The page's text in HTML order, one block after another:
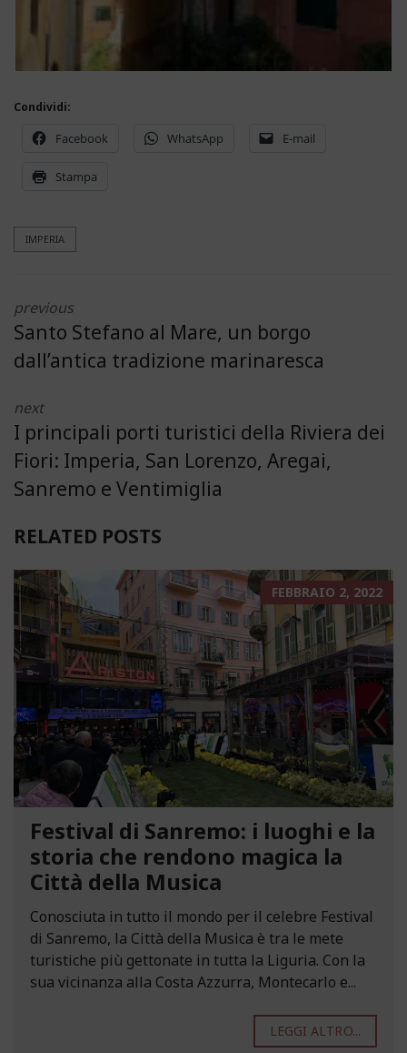
Condividi:
Facebook WhatsApp E-mail
Stampa
IMPERIA
previous
Santo Stefano al Mare, un borgo
dall’antica tradizione marinaresca
next
I principali porti turistici della Riviera dei
Fiori: Imperia, San Lorenzo, Aregai,
Sanremo e Ventimiglia
RELATED POSTS
FEBBRAIO 2, 2022
Festival di Sanremo: i luoghi e la
storia che rendono magica la
Città della Musica
Conosciuta in tutto il mondo per il celebre Festival
di Sanremo, la Città della Musica è tra le mete
turistiche più gettonate in tutta la Liguria. Con la
sua vicinanza alla Costa Azzurra, Montecarlo e...
LEGGI ALTRO...